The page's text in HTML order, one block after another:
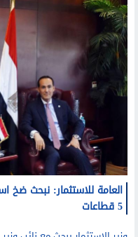
العامة للاستثمار: نبحث ضخ